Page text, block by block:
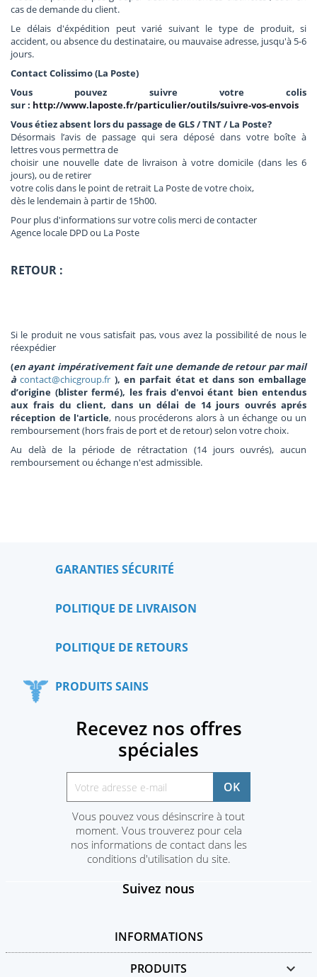
cas de demande du client.
Le délais d'éxpédition peut varié suivant le type de produit, si
accident, ou absence du destinataire, ou mauvaise adresse, jusqu'à 5-6
jours.
Contact Colissimo (La Poste)
Vous pouvez suivre votre colis
sur : http://www.laposte.fr/particulier/outils/suivre-vos-envois
Vous étiez absent lors du passage de GLS / TNT / La Poste?
Désormais l’avis de passage qui sera déposé dans votre boîte à
lettres vous permettra de
choisir une nouvelle date de livraison à votre domicile (dans les 6
jours), ou de retirer
votre colis dans le point de retrait La Poste de votre choix,
dès le lendemain à partir de 15h00.
Pour plus d'informations sur votre colis merci de contacter
Agence locale DPD ou La Poste
RETOUR :
Si le produit ne vous satisfait pas, vous avez la possibilité de nous le
réexpédier
(en ayant impérativement fait une demande de retour par mail
à contact@chicgroup.fr ), en parfait état et dans son emballage
d’origine (blister fermé), les frais d'envoi étant bien entendus
aux frais du client, dans un délai de 14 jours ouvrés aprés
réception de l'article, nous procéderons alors à un échange ou un
remboursement (hors frais de port et de retour) selon votre choix.
Au delà de la période de rétractation (14 jours ouvrés), aucun
remboursement ou échange n'est admissible.
GARANTIES SÉCURITÉ
POLITIQUE DE LIVRAISON
POLITIQUE DE RETOURS
PRODUITS SAINS
Recevez nos offres
spéciales
Vous pouvez vous désinscrire à tout
moment. Vous trouverez pour cela
nos informations de contact dans les
conditions d'utilisation du site.
Suivez nous
INFORMATIONS
PRODUITS 